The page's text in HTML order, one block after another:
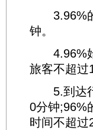
3.96%的
钟。
4.96%始
旅客不超过
5.到达行
0分钟;96%
时间不超过